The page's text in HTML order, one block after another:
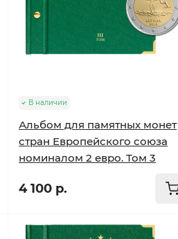
В наличии
Альбом для памятных монет
стран Европейского союза
номиналом 2 евро. Том 3
4 100 р.